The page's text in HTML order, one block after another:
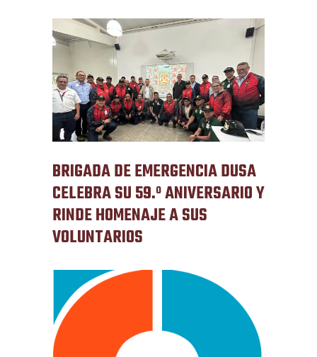
BRIGADA DE EMERGENCIA DUSA
CELEBRA SU 59.º ANIVERSARIO Y
RINDE HOMENAJE A SUS
VOLUNTARIOS